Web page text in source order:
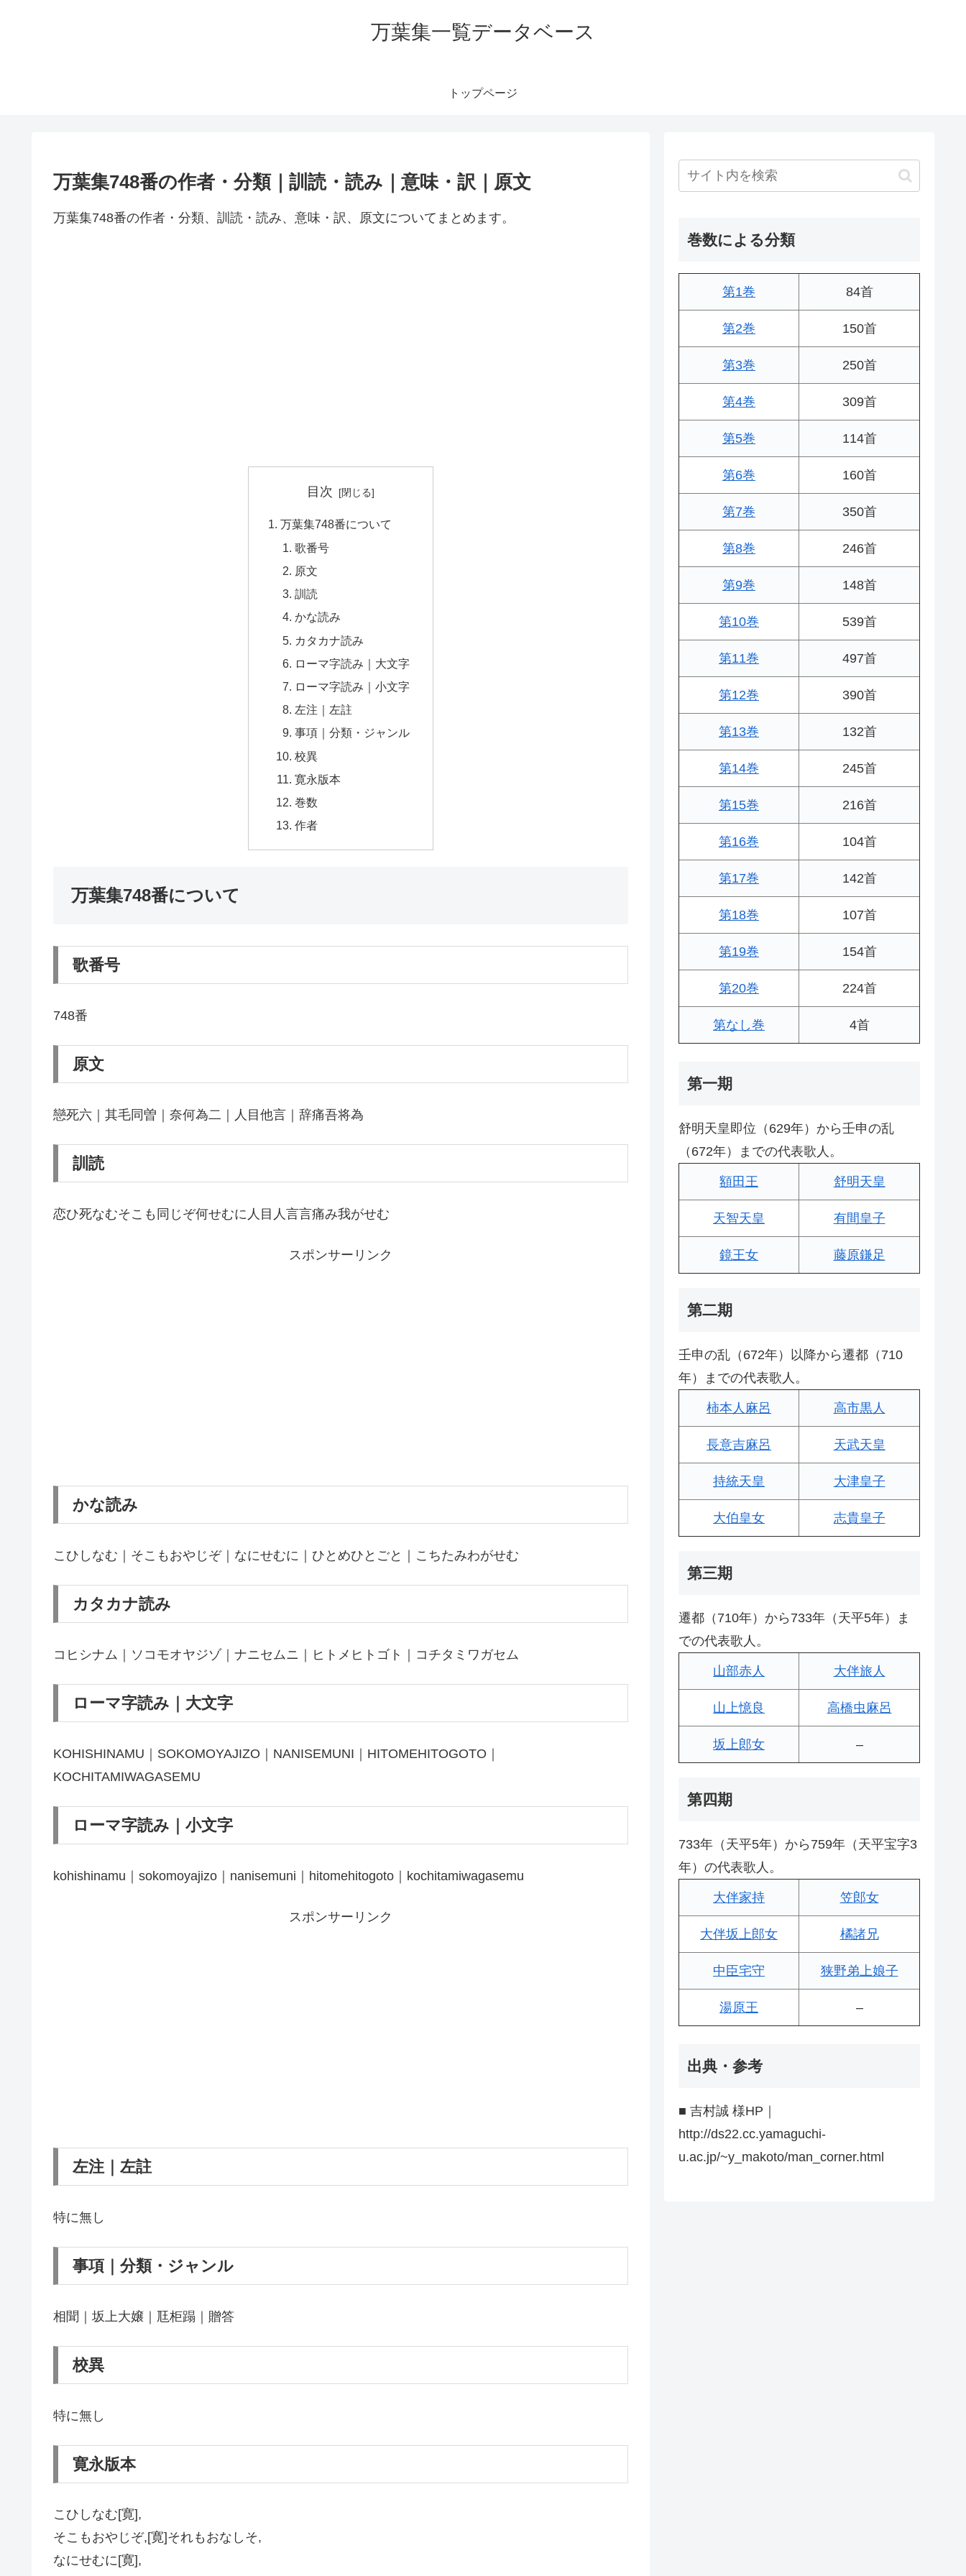
万葉集一覧データベース
トップページ
万葉集748番の作者・分類｜訓読・読み｜意味・訳｜原文
万葉集748番の作者・分類、訓読・読み、意味・訳、原文についてまとめます。
目次
万葉集748番について
歌番号
原文
訓読
かな読み
カタカナ読み
ローマ字読み｜大文字
ローマ字読み｜小文字
左注｜左註
事項｜分類・ジャンル
校異
寛永版本
巻数
作者
万葉集748番について
歌番号
748番
原文
戀死六｜其毛同曽｜奈何為二｜人目他言｜辞痛吾将為
訓読
恋ひ死なむそこも同じぞ何せむに人目人言言痛み我がせむ
スポンサーリンク
かな読み
こひしなむ｜そこもおやじぞ｜なにせむに｜ひとめひとごと｜こちたみわがせむ
カタカナ読み
コヒシナム｜ソコモオヤジゾ｜ナニセムニ｜ヒトメヒトゴト｜コチタミワガセム
ローマ字読み｜大文字
KOHISHINAMU｜SOKOMOYAJIZO｜NANISEMUNI｜HITOMEHITOGOTO｜
KOCHITAMIWAGASEMU
ローマ字読み｜小文字
kohishinamu｜sokomoyajizo｜nanisemuni｜hitomehitogoto｜kochitamiwagasemu
スポンサーリンク
左注｜左註
特に無し
事項｜分類・ジャンル
相聞｜坂上大嬢｜尫柜蹋｜贈答
校異
特に無し
寛永版本
こひしなむ[寛],
そこもおやじぞ,[寛]それもおなしそ,
なにせむに[寛],
巻数による分類
第1巻 84首
第2巻 150首
第3巻 250首
第4巻 309首
第5巻 114首
第6巻 160首
第7巻 350首
第8巻 246首
第9巻 148首
第10巻 539首
第11巻 497首
第12巻 390首
第13巻 132首
第14巻 245首
第15巻 216首
第16巻 104首
第17巻 142首
第18巻 107首
第19巻 154首
第20巻 224首
第なし巻 4首
第一期
舒明天皇即位（629年）から壬申の乱
（672年）までの代表歌人。
額田王 舒明天皇
天智天皇 有間皇子
鏡王女 藤原鎌足
第二期
壬申の乱（672年）以降から遷都（710
年）までの代表歌人。
柿本人麻呂 高市黒人
長意吉麻呂 天武天皇
持統天皇 大津皇子
大伯皇女 志貴皇子
第三期
遷都（710年）から733年（天平5年）ま
での代表歌人。
山部赤人 大伴旅人
山上憶良 高橋虫麻呂
坂上郎女 –
第四期
733年（天平5年）から759年（天平宝字3
年）の代表歌人。
大伴家持 笠郎女
大伴坂上郎女 橘諸兄
中臣宅守 狭野弟上娘子
湯原王 –
出典・参考
■ 吉村誠 様HP｜
http://ds22.cc.yamaguchi-
u.ac.jp/~y_makoto/man_corner.html